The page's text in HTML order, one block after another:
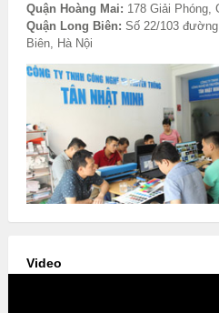
Quận Hoàng Mai: 178 Giải Phóng,
Quận Long Biên: Số 22/103
Biên, Hà Nội
Video